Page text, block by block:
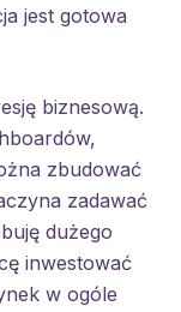
jest gotowa
biznesową.
zbudować
zadawać
dużego
inwestować
w ogóle